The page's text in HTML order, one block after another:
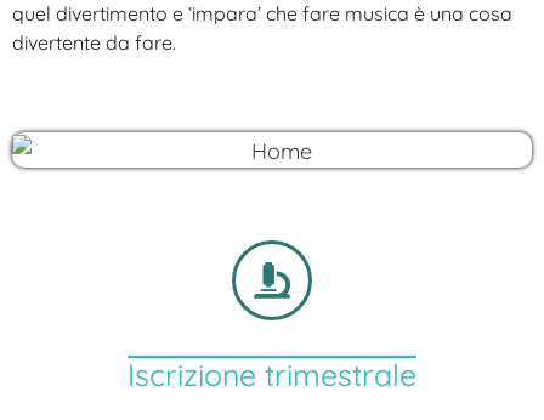
quel divertimento e ‘impara’ che fare musica è una cosa
divertente da fare.
Iscrizione trimestrale